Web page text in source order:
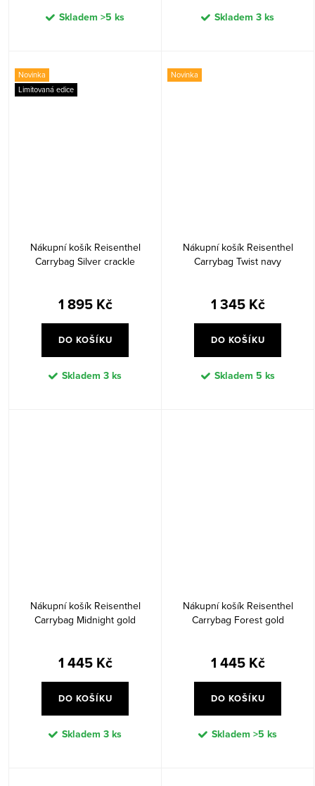
Skladem >5 ks Skladem 3 ks
Novinka
Limitovaná edice
Nákupní košík Reisenthel
Carrybag Silver crackle
1 895 Kč
DO KOŠÍKU
Skladem 3 ks
Novinka
Nákupní košík Reisenthel
Carrybag Twist navy
1 345 Kč
DO KOŠÍKU
Skladem 5 ks
Nákupní košík Reisenthel
Carrybag Midnight gold
1 445 Kč
DO KOŠÍKU
Skladem 3 ks
Nákupní košík Reisenthel
Carrybag Forest gold
1 445 Kč
DO KOŠÍKU
Skladem >5 ks